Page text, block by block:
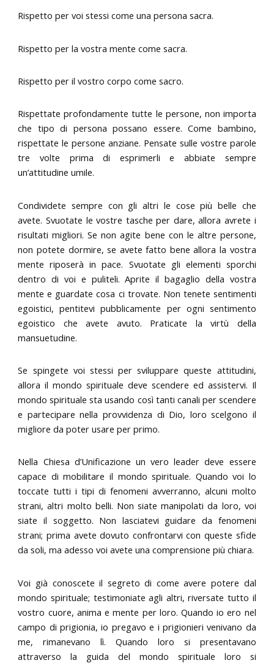
Rispetto per voi stessi come una persona sacra.
Rispetto per la vostra mente come sacra.
Rispetto per il vostro corpo come sacro.
Rispettate profondamente tutte le persone, non importa
che tipo di persona possano essere. Come bambino,
rispettate le persone anziane. Pensate sulle vostre parole
tre volte prima di esprimerli e abbiate sempre
un’attitudine umile.
Condividete sempre con gli altri le cose più belle che
avete. Svuotate le vostre tasche per dare, allora avrete i
risultati migliori. Se non agite bene con le altre persone,
non potete dormire, se avete fatto bene allora la vostra
mente riposerà in pace. Svuotate gli elementi sporchi
dentro di voi e puliteli. Aprite il bagaglio della vostra
mente e guardate cosa ci trovate. Non tenete sentimenti
egoistici, pentitevi pubblicamente per ogni sentimento
egoistico che avete avuto. Praticate la virtù della
mansuetudine.
Se spingete voi stessi per sviluppare queste attitudini,
allora il mondo spirituale deve scendere ed assistervi. Il
mondo spirituale sta usando così tanti canali per scendere
e partecipare nella provvidenza di Dio, loro scelgono il
migliore da poter usare per primo.
Nella Chiesa d’Unificazione un vero leader deve essere
capace di mobilitare il mondo spirituale. Quando voi lo
toccate tutti i tipi di fenomeni avverranno, alcuni molto
strani, altri molto belli. Non siate manipolati da loro, voi
siate il soggetto. Non lasciatevi guidare da fenomeni
strani; prima avete dovuto confrontarvi con queste sfide
da soli, ma adesso voi avete una comprensione più chiara.
Voi già conoscete il segreto di come avere potere dal
mondo spirituale; testimoniate agli altri, riversate tutto il
vostro cuore, anima e mente per loro. Quando io ero nel
campo di prigionia, io pregavo e i prigionieri venivano da
me, rimanevano lì. Quando loro si presentavano
attraverso la guida del mondo spirituale loro si